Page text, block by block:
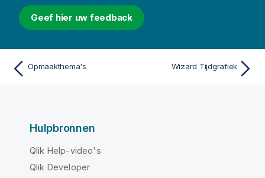
Geef hier uw feedback
Opmaakthema's Wizard Tijdgrafiek
Hulpbronnen
Qlik Help-video's
Qlik Developer